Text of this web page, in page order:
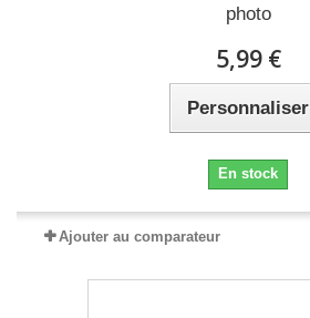
photo
5,99 €
Personnaliser
En stock
Ajouter au comparateur